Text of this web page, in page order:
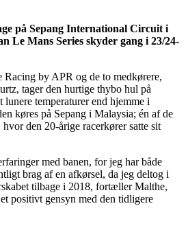
på Sepang International Circuit i
Le Mans Series skyder gang i 23/24-
Racing by APR og de to medkørere,
tager den hurtige thybo hul på
temperaturer end hjemme i
køres på Sepang i Malaysia; én af de
den 20-årige racerkører satte sit
med banen, for jeg har både
brag af en afkørsel, da jeg deltog i
tilbage i 2018, fortæller Malthe,
positivt gensyn med den tidligere